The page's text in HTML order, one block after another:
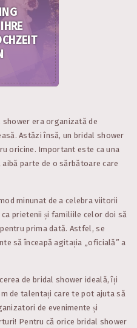
shower era organizată de
Astăzi însă, un bridal shower
oricine. Important este ca una
parte de o sărbătoare care
minunat de a celebra viitorii
prietenii și familiile celor doi să
prima dată. Astfel, se
să înceapă agitația „oficială” a
de bridal shower ideală, îți
de talentați care te pot ajuta să
de evenimente și
Pentru că orice bridal shower